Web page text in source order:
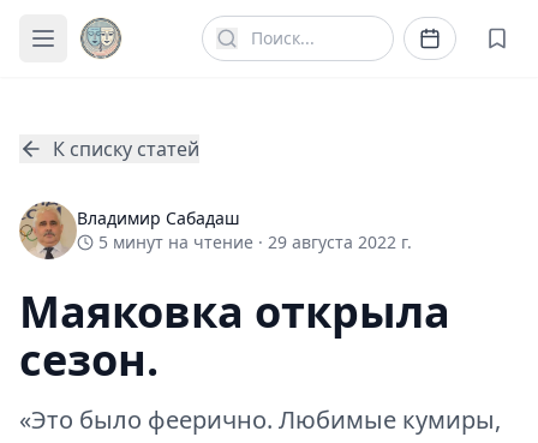
К списку статей
Владимир Сабадаш
5 минут на чтение · 29 августа 2022 г.
Маяковка открыла
сезон.
«Это было феерично. Любимые кумиры,